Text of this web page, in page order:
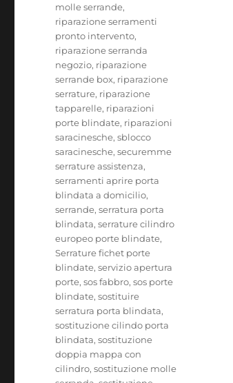
molle serrande,
riparazione serramenti
pronto intervento,
riparazione serranda
negozio, riparazione
serrande box, riparazione
serrature, riparazione
tapparelle, riparazioni
porte blindate, riparazioni
saracinesche,sblocco
saracinesche,securemme
serrature assistenza,
serramenti aprire porta
blindata a domicilio,
serrande,serratura porta
blindata,serrature cilindro
europeo porte blindate,
Serrature fichet porte
blindate,servizio apertura
porte,sos fabbro,sos porte
blindate,sostituire
serratura porta blindata,
sostituzione cilindo porta
blindata,sostituzione
doppia mappa con
cilindro,sostituzione molle